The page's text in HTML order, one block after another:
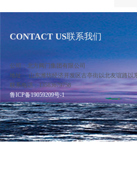
CONTACT US联系我们
公司：北方阀门集团有限公司
地址： 山东潍坊经济开发区古亭街以北友谊路以
联系电话：13583679758
鲁ICP备19059209号-1